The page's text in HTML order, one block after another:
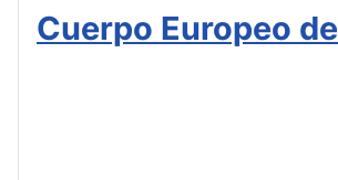
Cuerpo Europeo